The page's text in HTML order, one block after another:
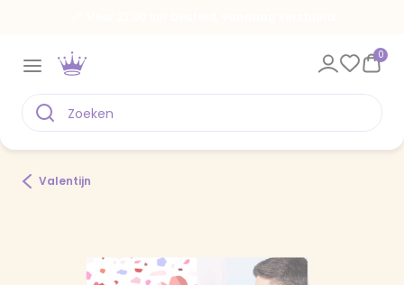
0
Valentijn